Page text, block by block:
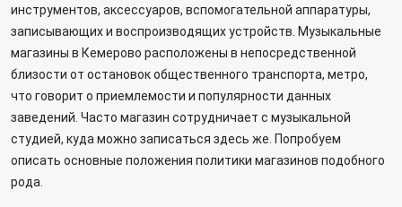
инструментов, аксессуаров, вспомогательной аппаратуры,
записывающих и воспроизводящих устройств. Музыкальные
магазины в Кемерово расположены в непосредственной
близости от остановок общественного транспорта, метро,
что говорит о приемлемости и популярности данных
заведений. Часто магазин сотрудничает с музыкальной
студией, куда можно записаться здесь же. Попробуем
описать основные положения политики магазинов подобного
рода.